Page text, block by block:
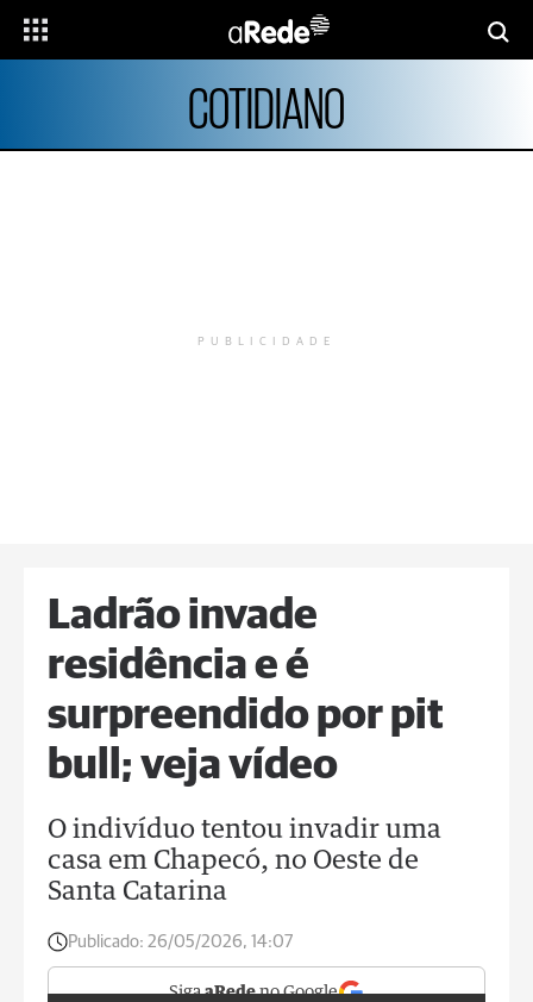
COTIDIANO
PUBLICIDADE
Ladrão invade
residência e é
surpreendido por pit
bull; veja vídeo
O indivíduo tentou invadir uma
casa em Chapecó, no Oeste de
Santa Catarina
Publicado: 26/05/2026, 14:07
SigaaRedeno Google